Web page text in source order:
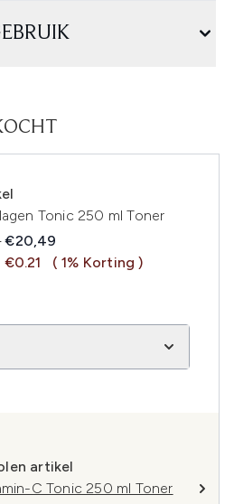
Tonic 250 ml Toner
Retail Price:
Huidige prijs:
€20,49
€0.21
( 1% Korting )
artikel
C Tonic 250 ml Toner